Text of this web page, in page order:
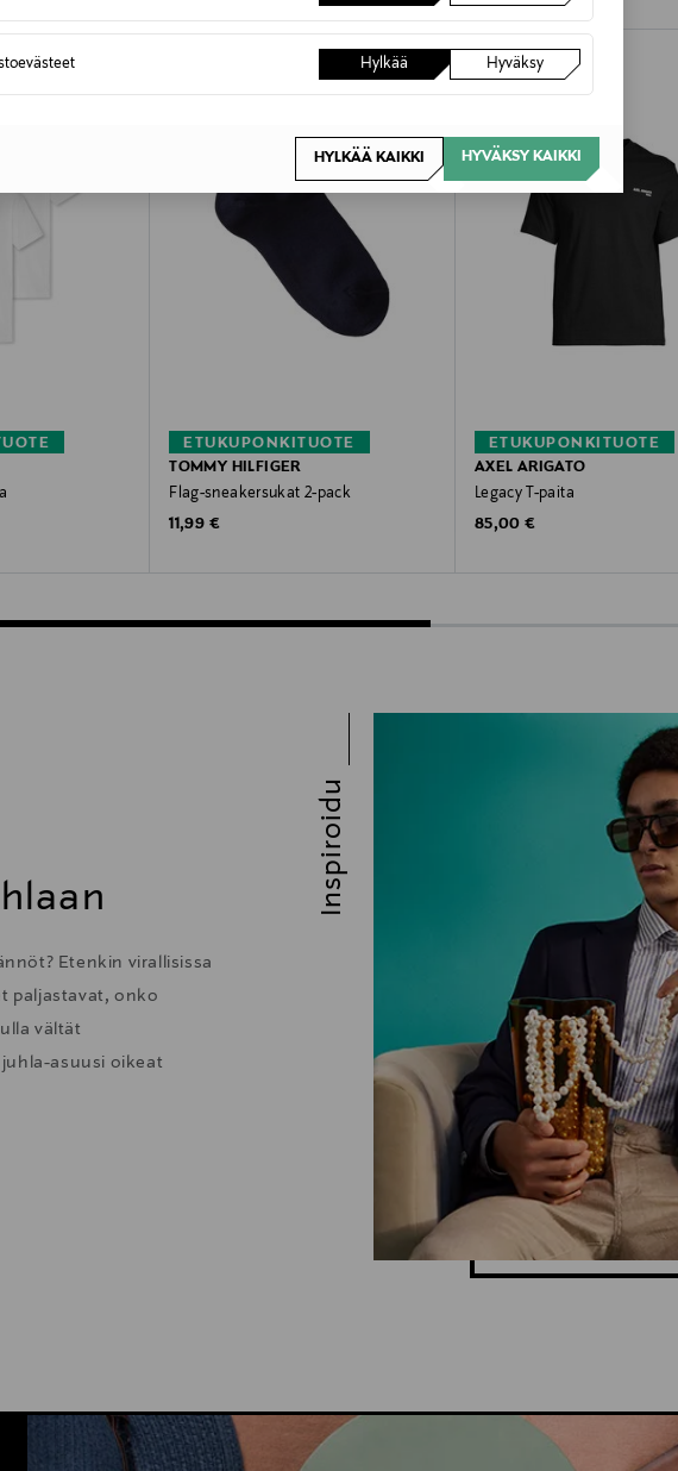
Hylkää Hyväksy
HYLKÄÄ KAIKKI HYVÄKSY KAIKKI
ETUKUPONKITUOTE
TOMMY HILFIGER
Flag-sneakersukat 2-pack
Original Price
11,99 €
ETUKUPONKITUOTE
AXEL ARIGATO
Legacy T-paita
Original Price
85,00 €
Etenkin virallisissa
paljastavat, onko
vältät
asuusi oikeat
Inspiroidu